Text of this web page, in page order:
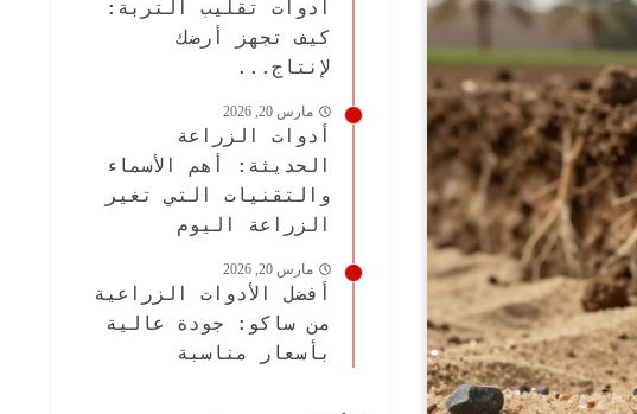
أدوات تقليب التربة:
كيف تجهز أرضك
لإنتاج...
مارس 20, 2026
أدوات الزراعة
الحديثة: أهم الأسماء
والتقنيات التي تغير
الزراعة اليوم
مارس 20, 2026
أفضل الأدوات الزراعية
من ساكو: جودة عالية
بأسعار مناسبة